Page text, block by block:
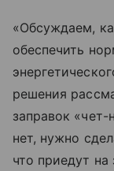
«Обсуждаем,
обеспечить
решения
заправок
нет, нужно
что приедут